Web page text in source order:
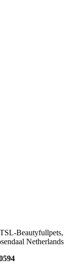
Beautyfullpets,
Netherlands